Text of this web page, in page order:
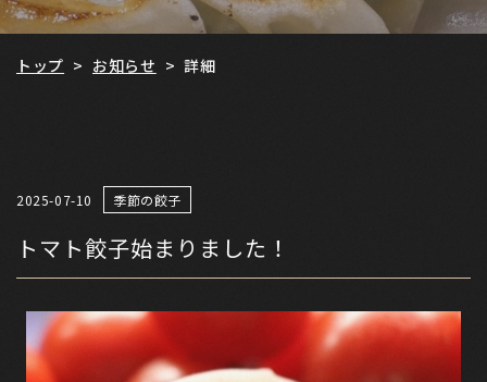
トップ > お知らせ > 詳細
2025-07-10 季節の餃子
トマト餃子始まりました！